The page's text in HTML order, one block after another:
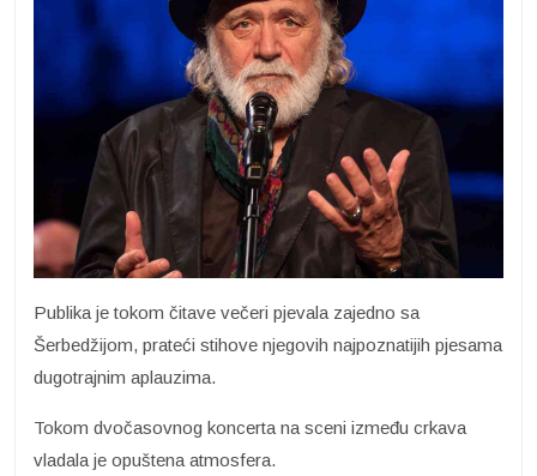
Publika je tokom čitave večeri pjevala zajedno sa
Šerbedžijom, prateći stihove njegovih najpoznatijih pjesama
dugotrajnim aplauzima.
Tokom dvočasovnog koncerta na sceni između crkava
vladala je opuštena atmosfera.